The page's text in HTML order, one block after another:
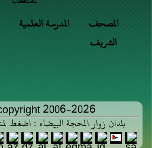
المدرسة العلمية
المصحف
الشريف
2006-2026
بلدان زوار المحجة البيضاء : اضغط